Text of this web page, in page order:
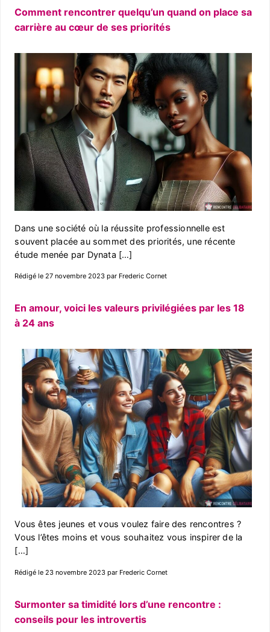
Comment rencontrer quelqu’un quand on place sa
carrière au cœur de ses priorités
Dans une société où la réussite professionnelle est
souvent placée au sommet des priorités, une récente
étude menée par Dynata […]
Rédigé le 27 novembre 2023 par Frederic Cornet
En amour, voici les valeurs privilégiées par les 18
à 24 ans
Vous êtes jeunes et vous voulez faire des rencontres ?
Vous l’êtes moins et vous souhaitez vous inspirer de la
[…]
Rédigé le 23 novembre 2023 par Frederic Cornet
Surmonter sa timidité lors d’une rencontre :
conseils pour les introvertis